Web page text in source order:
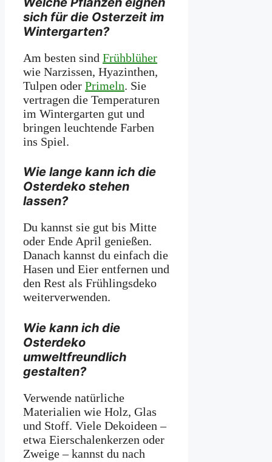
sich für die Osterzeit im
Wintergarten?
Am besten sind Frühblüher
wie Narzissen, Hyazinthen,
Tulpen oder Primeln. Sie
vertragen die Temperaturen
im Wintergarten gut und
bringen leuchtende Farben
ins Spiel.
Wie lange kann ich die
Osterdeko stehen
lassen?
Du kannst sie gut bis Mitte
oder Ende April genießen.
Danach kannst du einfach die
Hasen und Eier entfernen und
den Rest als Frühlingsdeko
weiterverwenden.
Wie kann ich die
Osterdeko
umweltfreundlich
gestalten?
Verwende natürliche
Materialien wie Holz, Glas
und Stoff. Viele Dekoideen –
etwa Eierschalenkerzen oder
Zweige – kannst du nach